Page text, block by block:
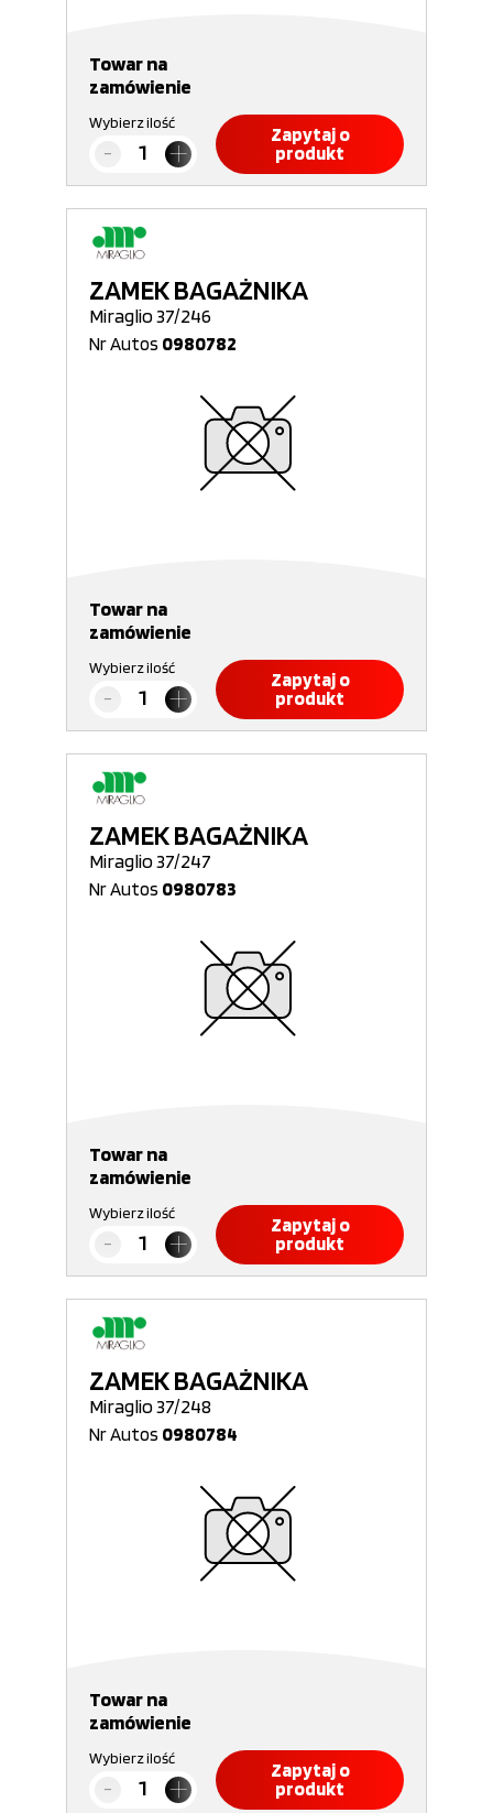
Towar na
zamówienie
Wybierz ilość
Zapytaj o
produkt
ZAMEK BAGAŻNIKA
Miraglio 37/246
Nr Autos 0980782
Towar na
zamówienie
Wybierz ilość
Zapytaj o
produkt
ZAMEK BAGAŻNIKA
Miraglio 37/247
Nr Autos 0980783
Towar na
zamówienie
Wybierz ilość
Zapytaj o
produkt
ZAMEK BAGAŻNIKA
Miraglio 37/248
Nr Autos 0980784
Towar na
zamówienie
Wybierz ilość
Zapytaj o
produkt